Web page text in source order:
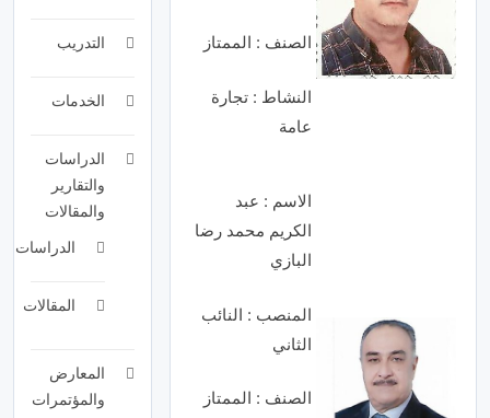
الصنف : الممتاز
النشاط : تجارة
عامة
الاسم : عبد
الكريم محمد رضا
البازي
المنصب : النائب
الثاني
الصنف : الممتاز
التدريب
الخدمات
الدراسات
والتقارير
والمقالات
الدراسات
المقالات
المعارض
والمؤتمرات